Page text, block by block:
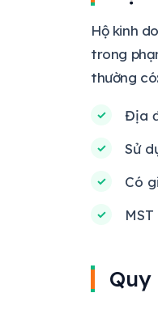
Hộ kinh
trong
thường có:
Địa
Sử
Có